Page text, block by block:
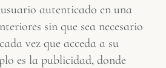
autenticado en una
sin que sea necesario
vez que acceda a su
es la publicidad, donde